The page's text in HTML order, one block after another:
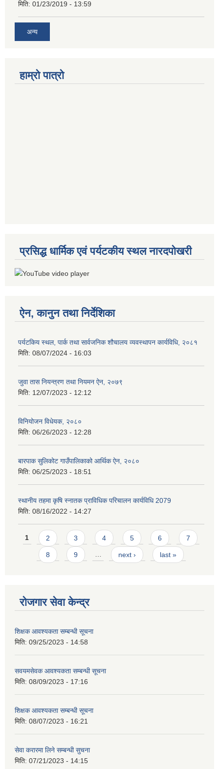
मिति: 01/23/2019 - 13:59
अन्य
हाम्रो पात्रो
प्रसिद्ध धार्मिक एवं पर्यटकीय स्थल नारदपोखरी
ऐन, कानुन तथा निर्देशिका
पर्यटकिय स्थल, पार्क तथा सार्वजनिक शौचालय व्यवस्थापन कार्यविधि, २०८१
मिति: 08/07/2024 - 16:03
जुवा तास नियन्त्रण तथा नियमन ऐन, २०७९
मिति: 12/07/2023 - 12:12
विनियोजन विधेयक, २०८०
मिति: 06/26/2023 - 12:28
बारपाक सुलिकोट गाउँपालिकाको आर्थिक ऐन, २०८०
मिति: 06/25/2023 - 18:51
स्थानीय तहमा कृषि स्नातक प्राविधिक परिचालन कार्यविधि 2079
मिति: 08/16/2022 - 14:27
Pages
1 2 3 4 5 6 7
8 9 … next › last »
रोजगार सेवा केन्द्र
शिक्षक आवश्यकता सम्बन्धी सूचना
मिति: 09/25/2023 - 14:58
सवयमसेवक आवश्यकता सम्बन्धी सूचना
मिति: 08/09/2023 - 17:16
शिक्षक आवश्यकता सम्बन्धी सूचना
मिति: 08/07/2023 - 16:21
सेवा करारमा लिने सम्बन्धी सुचना
मिति: 07/21/2023 - 14:15